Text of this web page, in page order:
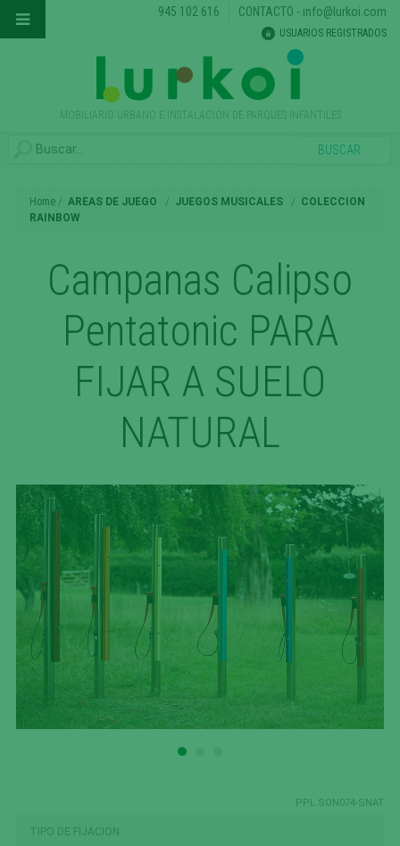
MOBILIARIO URBANO E INSTALACIÓN DE PARQUES INFANTILES
945 102 616 CONTACTO - info@lurkoi.com
USUARIOS REGISTRADOS
Home AREAS DE JUEGO JUEGOS MUSICALES
COLECCION
RAINBOW
Campanas Calipso
Pentatonic PARA
FIJAR A SUELO
NATURAL
PPL.SON074-SNAT
TIPO DE FIJACION